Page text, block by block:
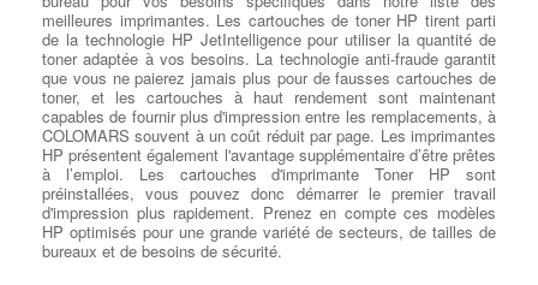
hors services: Les claviers et
les touchpad hors services sont
des problèmes courants pour les
propriétaires d'ordinateurs
portables. à COLOMARS D'une
manière générale, et mise à part
les dysfonctionnements d'ordre
logiciels, lesréparations du clavier de l'ordinateur portable
peuvent être effectuées : Désoxydation, remplacement de
touches et de buses avec clips, changement de la nappe du
TouchPad à COLOMARS ... Mais généralement, lorsque ceux-ci
sont fortement sollicités, ou bien lorsque les causes de
défaillances du clavier sont diagnostiquéesd'origine sinistre :
renversement café, gouttes d'eau, environnement humide
meilleures imprimantes. Les cartouches de toner HP tirent parti
de la technologie HP JetIntelligence pour utiliser la quantité de
toner adaptée à vos besoins. La technologie anti-fraude garantit
que vous ne paierez jamais plus pour de fausses cartouches de
toner, et les cartouches à haut rendement sont maintenant
capables de fournir plus d'impression entre les remplacements, à
COLOMARS souvent à un coût réduit par page. Les imprimantes
HP présentent également l'avantage supplémentaire d’être prêtes
à l’emploi. Les cartouches d'imprimante Toner HP sont
préinstallées, vous pouvez donc démarrer le premier travail
d'impression plus rapidement. Prenez en compte ces modèles
HP optimisés pour une grande variété de secteurs, de tailles de
bureaux et de besoins de sécurité.